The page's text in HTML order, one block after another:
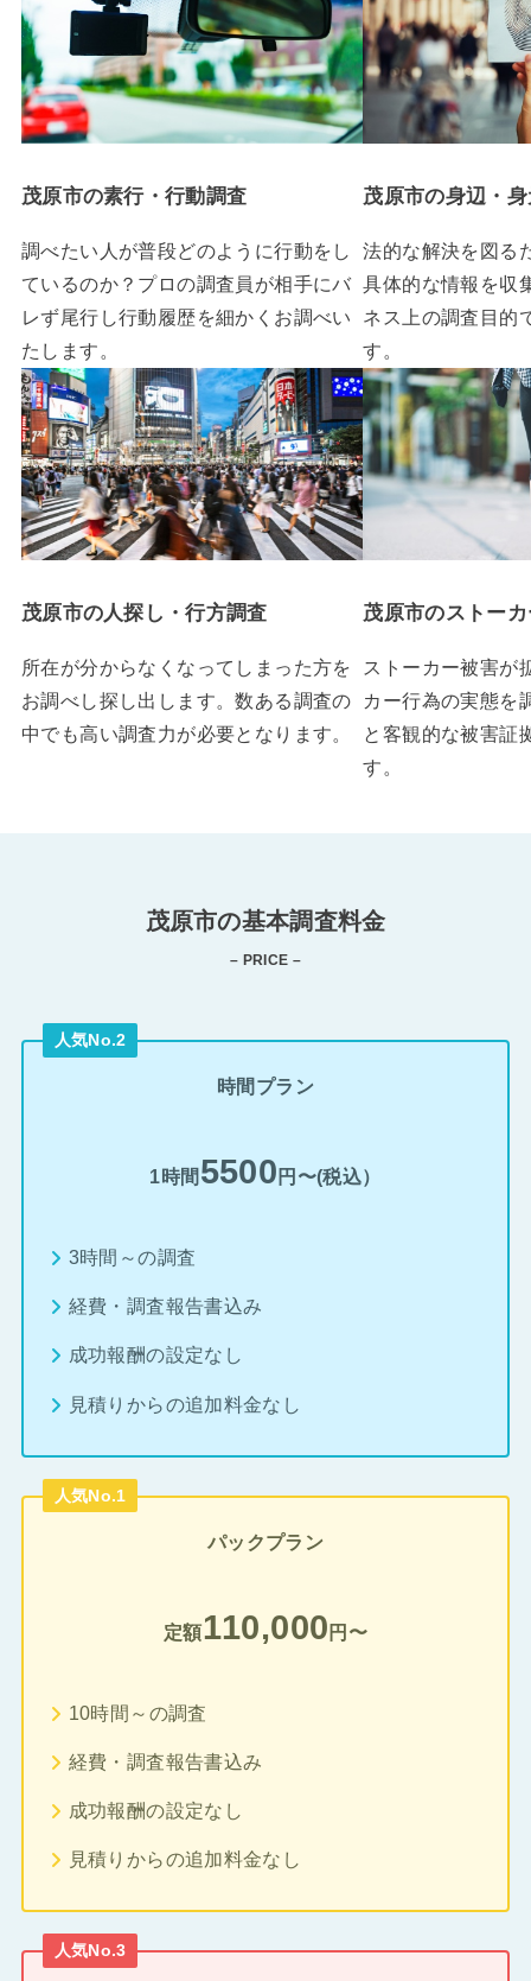
茂原市の素行・行動調査
調べたい人が普段どのように行動をし
ているのか？プロの調査員が相手にバ
レず尾行し行動履歴を細かくお調べい
たします。
茂原市の身辺・
法的な解決を図る
具体的な情報を収
ネス上の調査目的
す。
茂原市の人探し・行方調査
所在が分からなくなってしまった方を
お調べし探し出します。数ある調査の
中でも高い調査力が必要となります。
茂原市のストー
ストーカー被害が
カー行為の実態を
と客観的な被害証
す。
茂原市の基本調査料金
– PRICE –
人気No.2
時間プラン
1時間 5500 円〜(税込）
3時間～の調査
経費・調査報告書込み
成功報酬の設定なし
見積りからの追加料金なし
人気No.1
パックプラン
定額110,000 円〜
10時間～の調査
経費・調査報告書込み
成功報酬の設定なし
見積りからの追加料金なし
人気No.3